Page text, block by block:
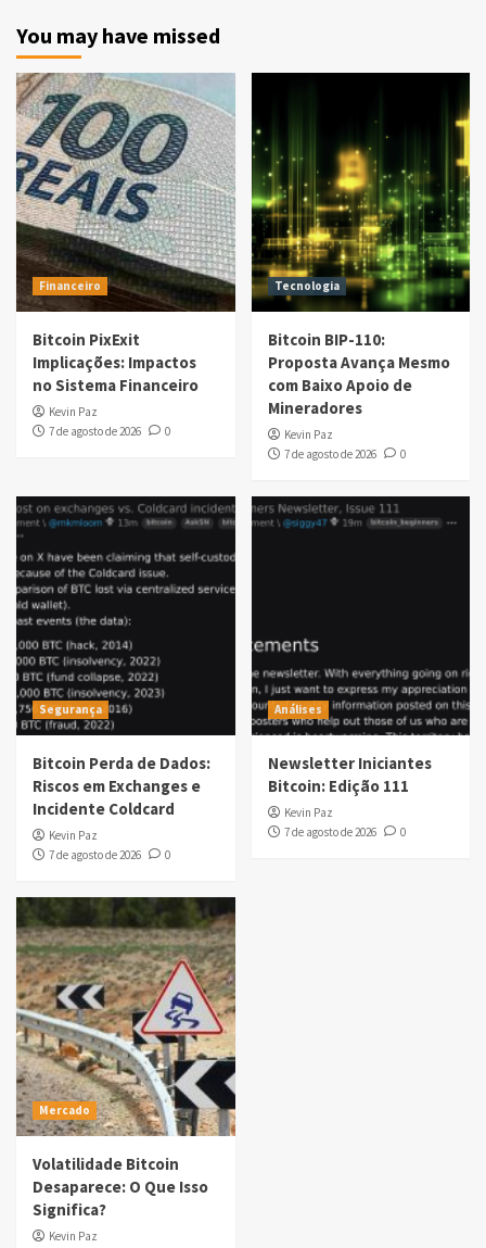
You may have missed
Financeiro
Bitcoin PixExit
Implicações: Impactos
no Sistema Financeiro
Kevin Paz
7 de agosto de 2026
0
Tecnologia
Bitcoin BIP-110:
Proposta Avança Mesmo
com Baixo Apoio de
Mineradores
Kevin Paz
7 de agosto de 2026
0
Segurança
Bitcoin Perda de Dados:
Riscos em Exchanges e
Incidente Coldcard
Kevin Paz
7 de agosto de 2026
0
Análises
Newsletter Iniciantes
Bitcoin: Edição 111
Kevin Paz
7 de agosto de 2026
0
Mercado
Volatilidade Bitcoin
Desaparece: O Que Isso
Significa?
Kevin Paz